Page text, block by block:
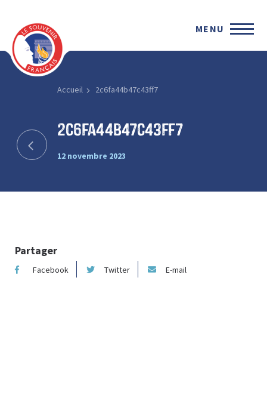
MENU
Accueil 2c6fa44b47c43ff7
2c6fa44b47c43ff7
12 novembre 2023
Partager
Facebook Twitter E-mail